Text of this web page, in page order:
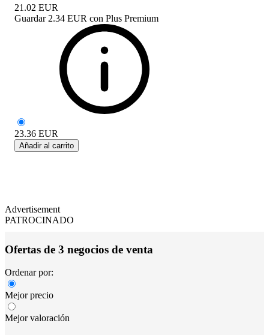
21.02 EUR
Guardar 2.34 EUR con Plus Premium
23.36 EUR
Añadir al carrito
Advertisement
PATROCINADO
Ofertas de 3 negocios de venta
Ordenar por:
Mejor precio
Mejor valoración